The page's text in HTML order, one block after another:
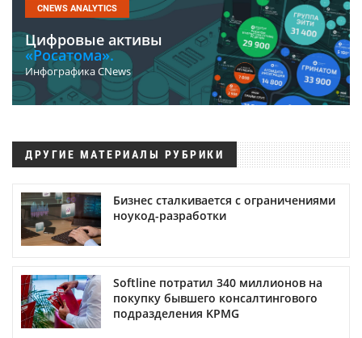
CNEWS ANALYTICS
Цифровые активы
«Росатома».
Инфографика CNews
ДРУГИЕ МАТЕРИАЛЫ РУБРИКИ
Бизнес сталкивается с ограничениями
ноукод-разработки
Softline потратил 340 миллионов на
покупку бывшего консалтингового
подразделения KPMG